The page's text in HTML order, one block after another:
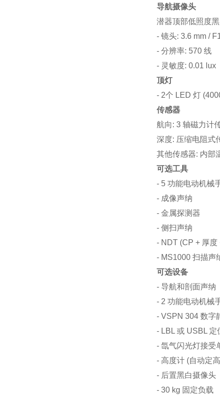
导航摄像头
潜器顶部低照度
- 镜头: 3.6 mm /
- 分辨率: 570 线
- 灵敏度: 0.01 lux
顶灯
- 2个 LED 灯
传感器
航向: 3 轴磁力计
深度: 压缩电阻式
其他传感器: 内部
可选工具
- 5 功能电动机械
- 成像声纳
- 金属探测器
- 侧扫声纳
- NDT (CP + 厚度
- MS1000 扫描声
可选设备
- 导航和剖面声纳
- 2 功能电动机械
- VSPN 304 数字
- LBL 或 USBL 定
- 氙气闪光灯接受
- 高度计 (自动定
- 后置黑白摄像头
- 30 kg 固定负载